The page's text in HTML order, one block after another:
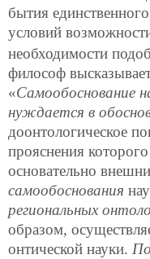
бытия
условий
необходимости
философ
«Самообоснование
нуждается в
доонтологическое
прояснения
основательно
самообоснования
региональных
образом,
онтической науки.